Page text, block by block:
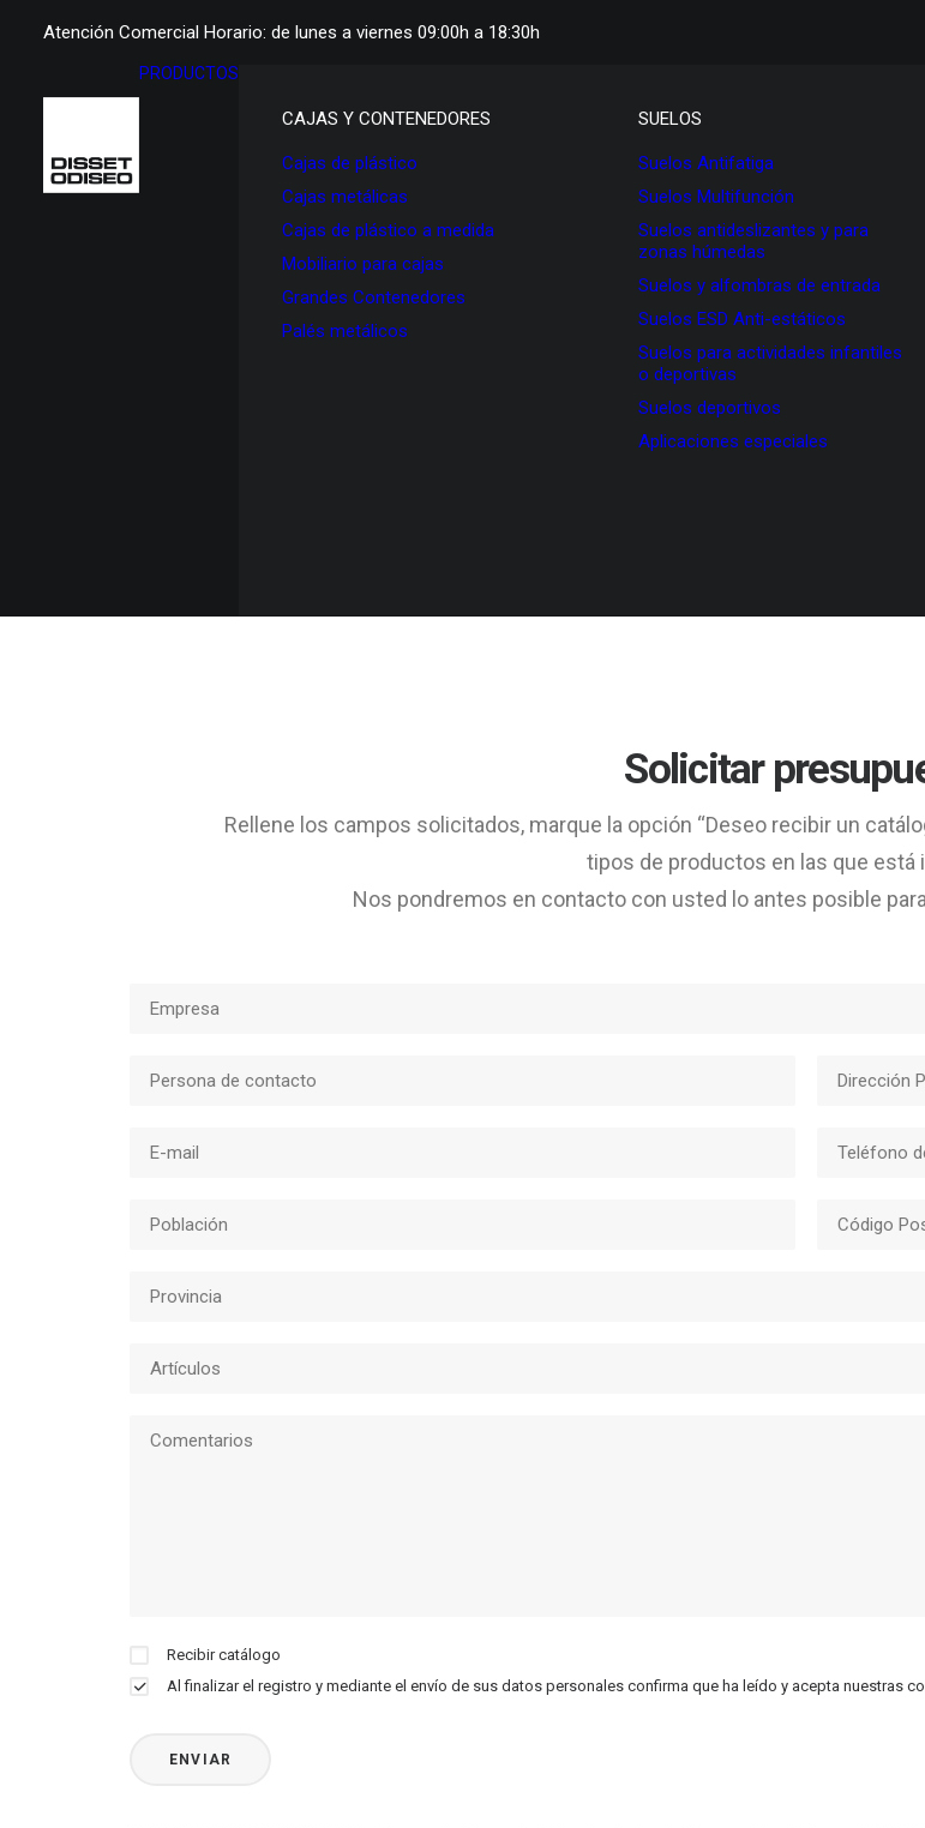
Atención Comercial Horario: de lunes a viernes 09:00h a 18:30h
PRODUCTOS
CAJAS Y CONTENEDORES
Cajas de plástico
Cajas metálicas
Cajas de plástico a medida
Mobiliario para cajas
Grandes Contenedores
Palés metálicos
SUELOS
Suelos Antifatiga
Suelos Multifunción
Suelos antideslizantes y para
zonas húmedas
Suelos y alfombras de entrada
Suelos ESD Anti-estáticos
Suelos para actividades infantiles
o deportivas
Suelos deportivos
Aplicaciones especiales
Solicitar
Rellene los campos solicitados, marque la opción “Deseo recibir un
tipos de productos en las que está
Nos pondremos en contacto con usted lo antes posible
Recibir catálogo
Al finalizar el registro y mediante el envío de sus datos personales confirma que ha leído y acepta nuestras